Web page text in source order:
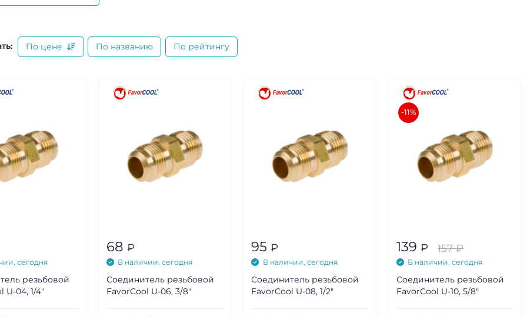
По цене По названию По рейтингу
сегодня
резьбовой
U-04, 1/4"
68 ₽
В наличии, сегодня
Соединитель резьбовой
FavorCool U-06, 3/8"
95 ₽
В наличии, сегодня
Соединитель резьбовой
FavorCool U-08, 1/2"
-11%
139 ₽ 157₽
В наличии, сегодня
Соединитель резьбовой
FavorCool U-10, 5/8"